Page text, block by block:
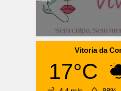
Vitoria da
17°C